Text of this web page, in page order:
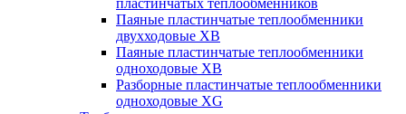
пластинчатых теплообменников
Паяные пластинчатые теплообменники
двухходовые XB
Паяные пластинчатые теплообменники
одноходовые ХВ
Разборные пластинчатые теплообменники
одноходовые ХG